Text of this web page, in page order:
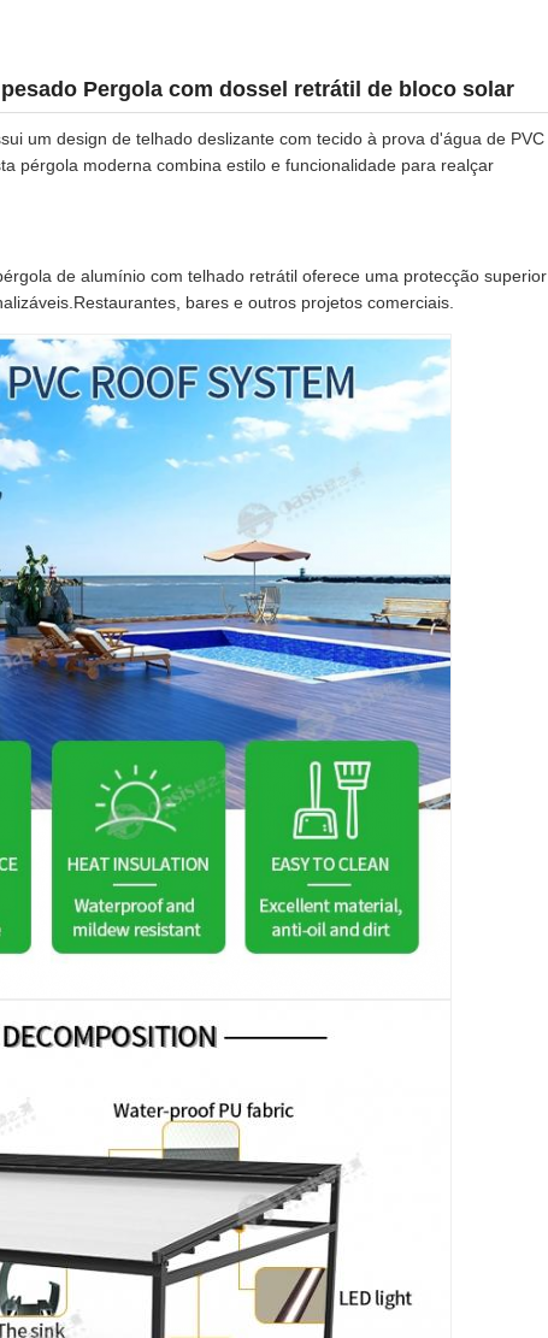
Pergola com dossel retrátil de bloco solar
um design de telhado deslizante com tecido à prova d'água de PVC
pérgola moderna combina estilo e funcionalidade para realçar
de alumínio com telhado retrátil oferece uma protecção superior
bares e outros projetos comerciais.